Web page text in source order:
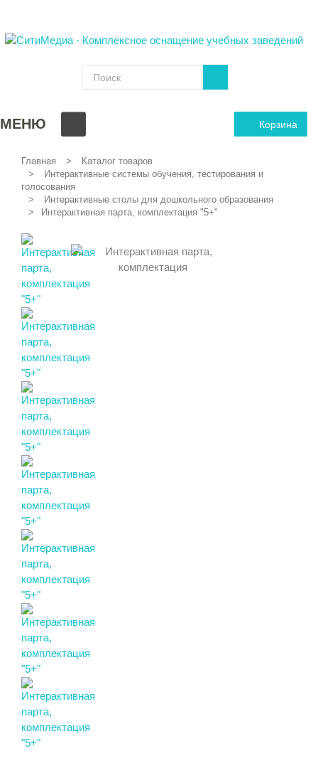
Корзина
МЕНЮ
Главная
Каталог товаров
Интерактивные системы обучения, тестирования и
голосования
Интерактивные столы для дошкольного образования
Интерактивная парта, комплектация "5+"